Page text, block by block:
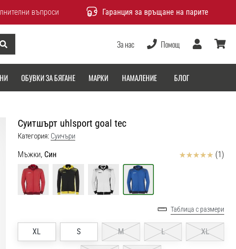
въпроси Гаранция за връщане на парите
За нас Помощ
Потребител
ОБУВКИ ЗА БЯГАНЕ МАРКИ НАМАЛЕНИЕ БЛОГ
Суитшърт uhlsport goal tec
Категория: Cуичъри
Мъжки, Син Отзиви (1)
Таблица с размери
XL S M L XL